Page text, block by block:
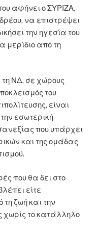
αφήνει ο ΣΥΡΙΖΑ,
να επιστρέψει
την ηγεσία του
μερίδιο από τη
ΝΔ, σε χώρους
του
είναι
εσωτερική
που υπάρχει
και της ομάδας
που θα δει στο
είτε
ζωή και την
χωρίς το κατάλληλο